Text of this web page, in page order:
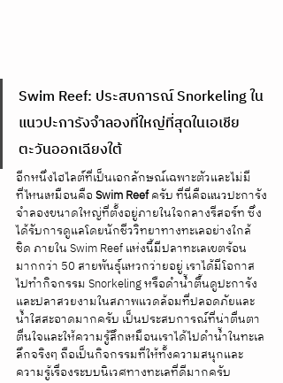
Swim Reef: ประสบการณ์ Snorkeling ใน
แนวปะการังจำลองที่ใหญ่ที่สุดในเอเชีย
ตะวันออกเฉียงใต้
อีกหนึ่งไฮไลต์ที่เป็นเอกลักษณ์เฉพาะตัวและไม่มี
ที่ไหนเหมือนคือ Swim Reef ครับ ที่นี่คือแนวปะการัง
จำลองขนาดใหญ่ที่ตั้งอยู่ภายในใจกลางรีสอร์ท ซึ่ง
ได้รับการดูแลโดยนักชีววิทยาทางทะเลอย่างใกล้
ชิด ภายใน Swim Reef แห่งนี้มีปลาทะเลเขตร้อน
มากกว่า 50 สายพันธุ์แหวกว่ายอยู่ เราได้มีโอกาส
ไปทำกิจกรรม Snorkeling หรือดำน้ำตื้นดูปะการัง
และปลาสวยงามในสภาพแวดล้อมที่ปลอดภัยและ
น้ำใสสะอาดมากครับ เป็นประสบการณ์ที่น่าตื่นตา
ตื่นใจและให้ความรู้สึกเหมือนเราได้ไปดำน้ำในทะเล
ลึกจริงๆ ถือเป็นกิจกรรมที่ให้ทั้งความสนุกและ
ความรู้เรื่องระบบนิเวศทางทะเลที่ดีมากครับ